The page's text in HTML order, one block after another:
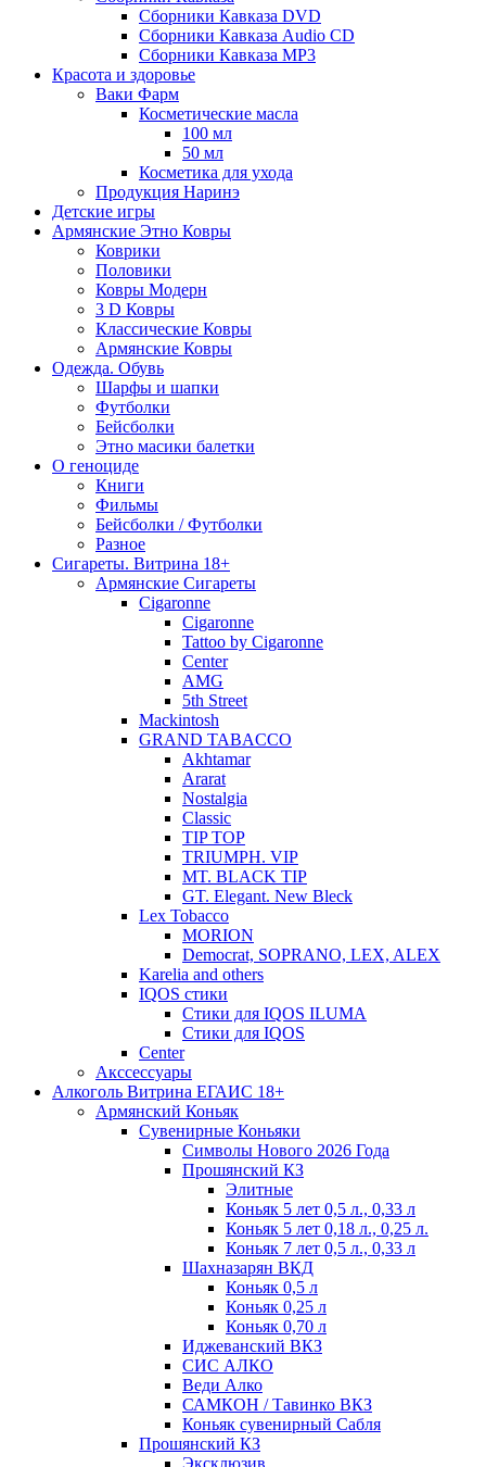
Сборники Кавказа DVD
Сборники Кавказа Audio CD
Сборники Кавказа MP3
Красота и здоровье
Ваки Фарм
Косметические масла
100 мл
50 мл
Косметика для ухода
Продукция Наринэ
Детские игры
Армянские Этно Ковры
Коврики
Половики
Ковры Модерн
3 D Ковры
Классические Ковры
Армянские Ковры
Одежда. Обувь
Шарфы и шапки
Футболки
Бейсболки
Этно масики балетки
О геноциде
Книги
Фильмы
Бейсболки / Футболки
Разное
Сигареты. Витрина 18+
Армянские Сигареты
Cigaronne
Cigaronne
Tattoo by Cigaronne
Center
AMG
5th Street
Mackintosh
GRAND TABACCO
Akhtamar
Ararat
Nostalgia
Classic
TIP TOP
TRIUMPH. VIP
MT. BLACK TIP
GT. Elegant. New Bleck
Lex Tobacco
MORION
Democrat, SOPRANO, LEX, ALEX
Karelia and others
IQOS стики
Стики для IQOS ILUMA
Стики для IQOS
Сenter
Акссессуары
Алкоголь Витрина ЕГАИС 18+
Армянский Коньяк
Сувенирные Коньяки
Символы Нового 2026 Года
Прошянский КЗ
Элитные
Коньяк 5 лет 0,5 л., 0,33 л
Коньяк 5 лет 0,18 л., 0,25 л.
Коньяк 7 лет 0,5 л., 0,33 л
Шахназарян ВКД
Коньяк 0,5 л
Коньяк 0,25 л
Коньяк 0,70 л
Иджеванский ВКЗ
СИС АЛКО
Веди Алко
САМКОН / Тавинко ВКЗ
Коньяк сувенирный Сабля
Прошянский КЗ
Эксклюзив